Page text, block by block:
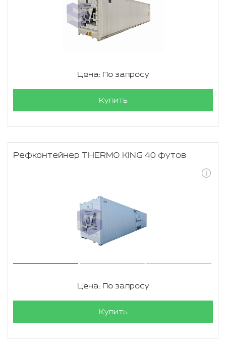
Цена: По запросу
Купить
Рефконтейнер THERMO KING 40 футов
Цена: По запросу
Купить